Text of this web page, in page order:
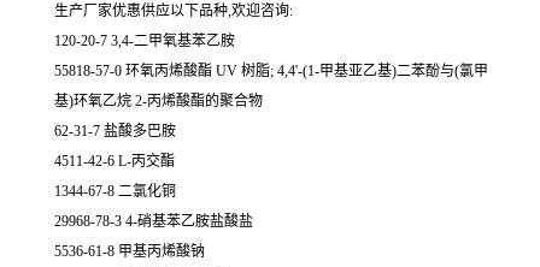
生产厂家优惠供应以下品种,欢迎咨询:
120-20-7 3,4-二甲氧基苯乙胺
55818-57-0 环氧丙烯酸酯 UV 树脂; 4,4'-(1-甲基亚乙基)二苯酚与(氯甲
基)环氧乙烷 2-丙烯酸酯的聚合物
62-31-7 盐酸多巴胺
4511-42-6 L-丙交酯
1344-67-8 二氯化铜
29968-78-3 4-硝基苯乙胺盐酸盐
5536-61-8 甲基丙烯酸钠